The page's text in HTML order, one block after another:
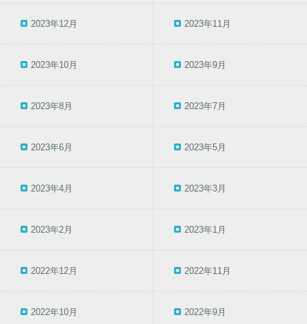
2023年12月 2023年11月
2023年10月 2023年9月
2023年8月 2023年7月
2023年6月 2023年5月
2023年4月 2023年3月
2023年2月 2023年1月
2022年12月 2022年11月
2022年10月 2022年9月